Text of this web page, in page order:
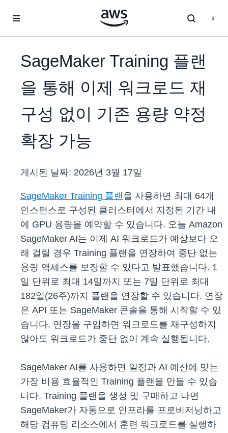
SageMaker Training 플랜
을 통해 이제 워크로드 재
구성 없이 기존 용량 약정
확장 가능
게시된 날짜: 2026년 3월 17일
SageMaker Training 플랜을 사용하면 최대 64개
인스턴스로 구성된 클러스터에서 지정된 기간 내
에 GPU 용량을 예약할 수 있습니다. 오늘 Amazon
SageMaker AI는 이제 AI 워크로드가 예상보다 오
래 걸릴 경우 Training 플랜을 연장하여 중단 없는
용량 액세스를 보장할 수 있다고 발표했습니다. 1
일 단위로 최대 14일까지 또는 7일 단위로 최대
182일(26주)까지 플랜을 연장할 수 있습니다. 연장
은 API 또는 SageMaker 콘솔을 통해 시작할 수 있
습니다. 연장을 구입하면 워크로드를 재구성하지
않아도 워크로드가 중단 없이 계속 실행됩니다.
SageMaker AI를 사용하면 일정과 AI 예산에 맞는
가장 비용 효율적인 Training 플랜을 만들 수 있습
니다. Training 플랜을 생성 및 구매하고 나면
SageMaker가 자동으로 인프라를 프로비저닝하고
해당 컴퓨팅 리소스에서 훈련 워크로드를 실행하